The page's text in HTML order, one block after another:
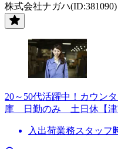
株式会社ナガハ(ID:381090)
20～50代活躍中！カウン
庫 日勤のみ 土日休【津
入出荷業務スタッフ